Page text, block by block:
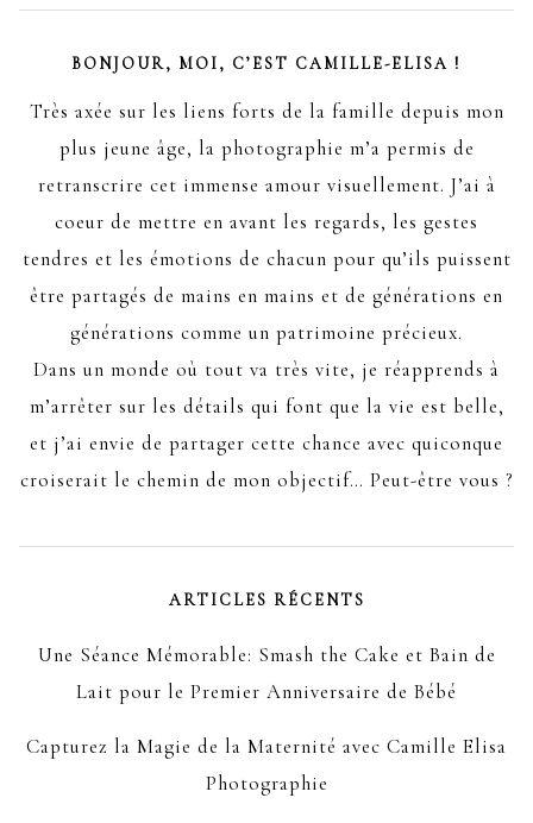
BONJOUR, MOI, C’EST CAMILLE-ELISA !
Très axée sur les liens forts de la famille depuis mon
plus jeune âge, la photographie m’a permis de
retranscrire cet immense amour visuellement. J’ai à
coeur de mettre en avant les regards, les gestes
tendres et les émotions de chacun pour qu’ils puissent
être partagés de mains en mains et de générations en
générations comme un patrimoine précieux.
Dans un monde où tout va très vite, je réapprends à
m’arrêter sur les détails qui font que la vie est belle,
et j’ai envie de partager cette chance avec quiconque
croiserait le chemin de mon objectif… Peut-être vous ?
ARTICLES RÉCENTS
Une Séance Mémorable: Smash the Cake et Bain de
Lait pour le Premier Anniversaire de Bébé
Capturez la Magie de la Maternité avec Camille Elisa
Photographie